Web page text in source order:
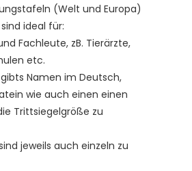
(Welt und Europa)
ideal für:
Fachleute, zB. Tierärzte,
etc.
Namen im Deutsch,
wie auch einen einen
Trittsiegelgröße zu
jeweils auch einzeln zu